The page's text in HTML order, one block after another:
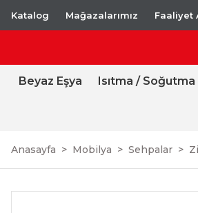
Katalog Mağazalarımız Faaliyet
Beyaz Eşya Isıtma / Soğutma
Anasayfa Mobilya Sehpalar